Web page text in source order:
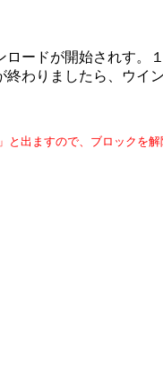
ロードが開始されす。
終わりましたら、ウイ
出ますので、ブロックを